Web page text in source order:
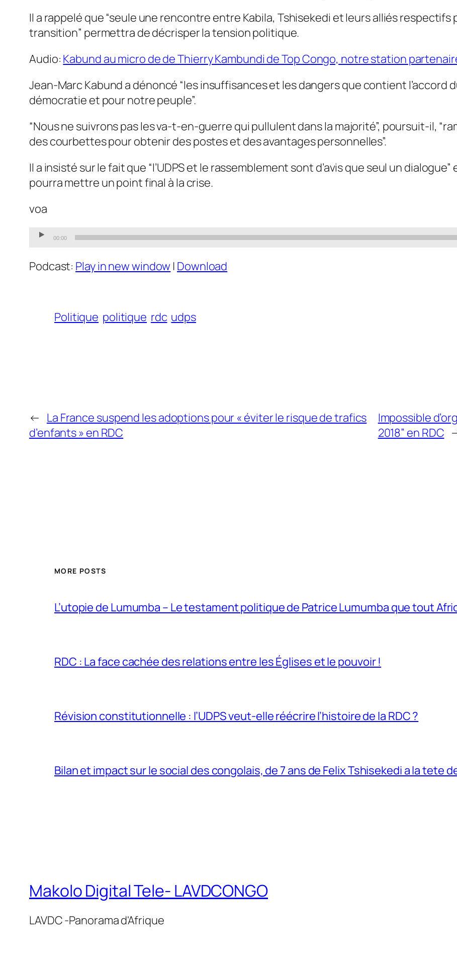
Il a rappelé que “seule une rencontre entre Kabila, Tshisekedi et leurs alliés
transition” permettra de décrisper la tension politique.
Audio: Kabund au micro de de Thierry Kambundi de Top Congo, notre station
Jean-Marc Kabund a dénoncé “les insuffisances et les dangers que contient l’accord
démocratie et pour notre peuple”.
“Nous ne suivrons pas les va-t-en-guerre qui pullulent dans la majorité”, poursuit-il,
des courbettes pour obtenir des postes et des avantages personnelles”.
Il a insisté sur le fait que “l’UDPS et le rassemblement sont d’avis que seul un
pourra mettre un point final à la crise.
voa
Audio00:00
Podcast: Play in new window | Download
Politique politique rdc udps
← La France suspend les adoptions pour « éviter le risque de trafics
d’enfants » en RDC
Impossible
2018” en RDC
MORE POSTS
L’utopie de Lumumba – Le testament politique de Patrice Lumumba que tout
RDC : La face cachée des relations entre les Églises et le pouvoir !
Révision constitutionnelle : l’UDPS veut-elle réécrire l’histoire de la RDC ?
Bilan et impact sur le social des congolais, de 7 ans de Felix Tshisekedi a la tete
Makolo Digital Tele- LAVDCONGO
LAVDC -Panorama d'Afrique